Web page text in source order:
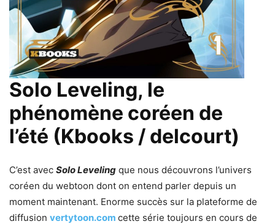
Solo Leveling, le
phénomène coréen de
l’été (Kbooks / delcourt)
C’est avec Solo Leveling que nous découvrons l’univers
coréen du webtoon dont on entend parler depuis un
moment maintenant. Enorme succès sur la plateforme de
diffusion vertytoon.com cette série toujours en cours de